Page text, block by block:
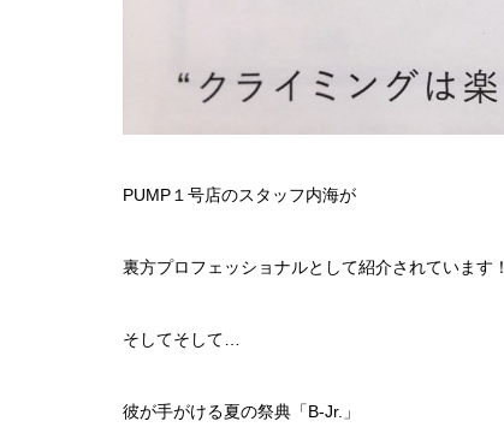
PUMP１号店のスタッフ内海が
裏方プロフェッショナルとして紹介されています！
そしてそして…
彼が手がける夏の祭典「B-Jr.」